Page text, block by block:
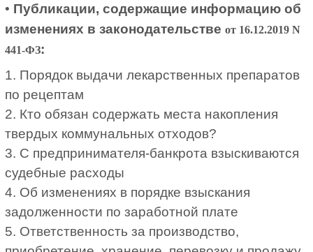
• Публикации, содержащие информацию об
изменениях в законодательстве от 16.12.2019 N
441-ФЗ:
1. Порядок выдачи лекарственных препаратов
по рецептам
2. Кто обязан содержать места накопления
твердых коммунальных отходов?
3. С предпринимателя-банкрота взыскиваются
судебные расходы
4. Об изменениях в порядке взыскания
задолженности по заработной плате
5. Ответственность за производство,